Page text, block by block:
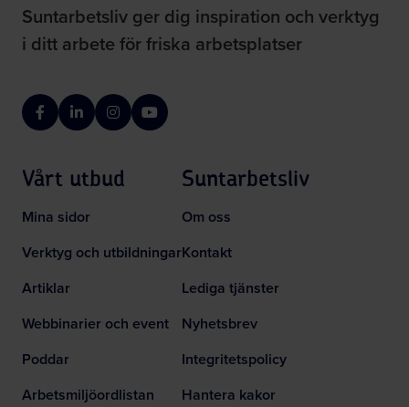
Suntarbetsliv ger dig inspiration och verktyg
i ditt arbete för friska arbetsplatser
FacebookLinkedInInstagramYouTube
Vårt utbud
Mina sidor
Verktyg och utbildningar
Artiklar
Webbinarier och event
Poddar
Arbetsmiljöordlistan
Suntarbetsliv
Om oss
Kontakt
Lediga tjänster
Nyhetsbrev
Integritetspolicy
Hantera kakor